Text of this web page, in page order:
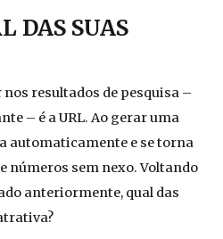
DAS SUAS
resultados de pesquisa –
– é a URL. Ao gerar uma
automaticamente e se torna
números sem nexo. Voltando
anteriormente, qual das